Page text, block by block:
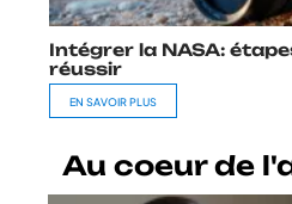
Intégrer la NASA:
réussir
EN SAVOIR PLUS
Au coeur de